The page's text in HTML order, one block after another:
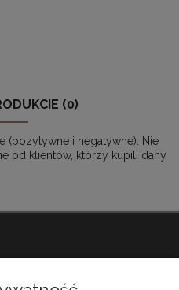
(0)
(pozytywne i negatywne). Nie
od klientów, którzy kupili dany